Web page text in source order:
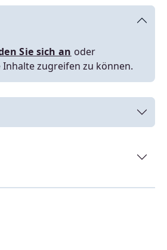
Sie sich an oder
zugreifen zu können.